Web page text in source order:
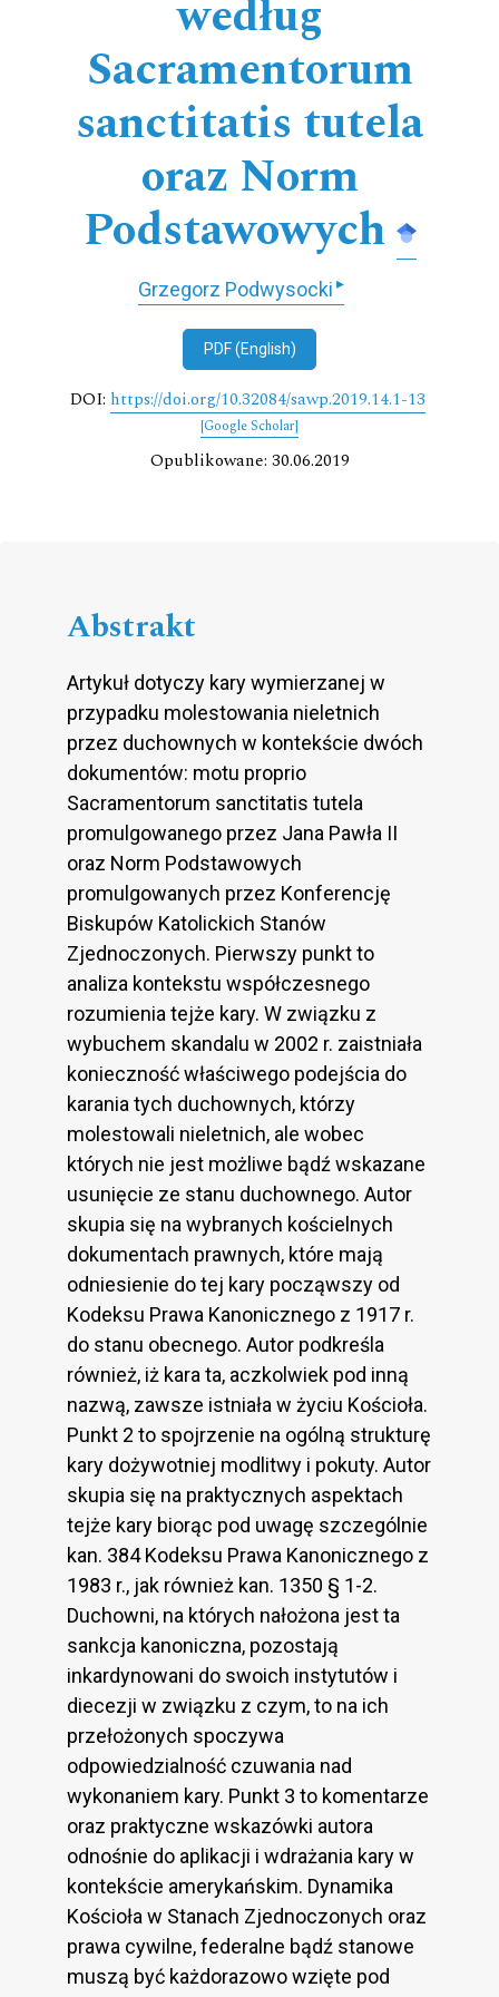
według
Sacramentorum
sanctitatis tutela
oraz Norm
Podstawowych
Grzegorz Podwysocki ▸
PDF (English)
DOI: https://doi.org/10.32084/sawp.2019.14.1-13
[Google Scholar]
Opublikowane: 30.06.2019
Abstrakt
Artykuł dotyczy kary wymierzanej w
przypadku molestowania nieletnich
przez duchownych w kontekście dwóch
dokumentów: motu proprio
Sacramentorum sanctitatis tutela
promulgowanego przez Jana Pawła II
oraz Norm Podstawowych
promulgowanych przez Konferencję
Biskupów Katolickich Stanów
Zjednoczonych. Pierwszy punkt to
analiza kontekstu współczesnego
rozumienia tejże kary. W związku z
wybuchem skandalu w 2002 r. zaistniała
konieczność właściwego podejścia do
karania tych duchownych, którzy
molestowali nieletnich, ale wobec
których nie jest możliwe bądź wskazane
usunięcie ze stanu duchownego. Autor
skupia się na wybranych kościelnych
dokumentach prawnych, które mają
odniesienie do tej kary począwszy od
Kodeksu Prawa Kanonicznego z 1917 r.
do stanu obecnego. Autor podkreśla
również, iż kara ta, aczkolwiek pod inną
nazwą, zawsze istniała w życiu Kościoła.
Punkt 2 to spojrzenie na ogólną strukturę
kary dożywotniej modlitwy i pokuty. Autor
skupia się na praktycznych aspektach
tejże kary biorąc pod uwagę szczególnie
kan. 384 Kodeksu Prawa Kanonicznego z
1983 r., jak również kan. 1350 § 1-2.
Duchowni, na których nałożona jest ta
sankcja kanoniczna, pozostają
inkardynowani do swoich instytutów i
diecezji w związku z czym, to na ich
przełożonych spoczywa
odpowiedzialność czuwania nad
wykonaniem kary. Punkt 3 to komentarze
oraz praktyczne wskazówki autora
odnośnie do aplikacji i wdrażania kary w
kontekście amerykańskim. Dynamika
Kościoła w Stanach Zjednoczonych oraz
prawa cywilne, federalne bądź stanowe
muszą być każdorazowo wzięte pod